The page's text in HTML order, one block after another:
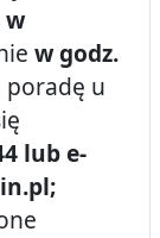
w
w godz.
poradę u
lub e-